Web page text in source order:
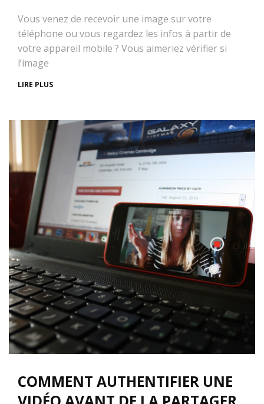
Vous venez de recevoir une image sur votre
téléphone ou vous regardez les infos à partir de
votre appareil mobile ? Vous aimeriez vérifier si
l’image
LIRE PLUS
COMMENT AUTHENTIFIER UNE